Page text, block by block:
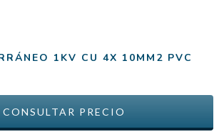
1KV CU 4X 10MM2 PVC